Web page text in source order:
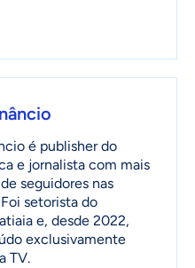
é publisher do
e jornalista com mais
seguidores nas
setorista do
e, desde 2022,
exclusivamente
TV.